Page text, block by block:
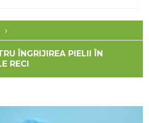
ÎNGRIJIREA PIELII ÎN
RECI